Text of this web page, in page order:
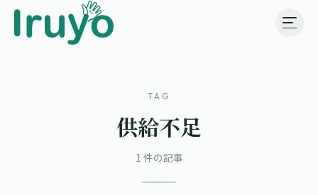
TAG
供給不足
1 件の記事